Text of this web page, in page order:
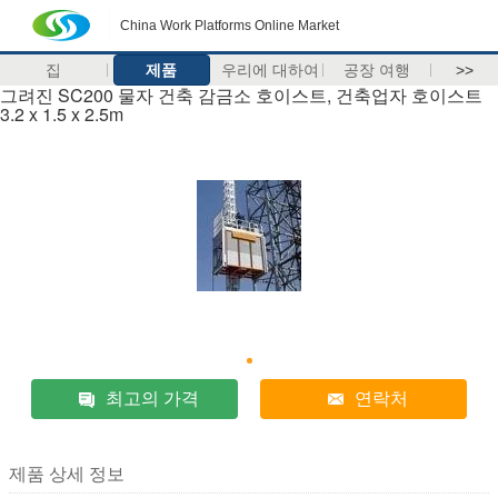
China Work Platforms Online Market
집 제품 우리에 대하여 공장 여행 >>
그려진 SC200 물자 건축 감금소 호이스트, 건축업자 호이스트
3.2 x 1.5 x 2.5m
최고의 가격 연락처
제품 상세 정보